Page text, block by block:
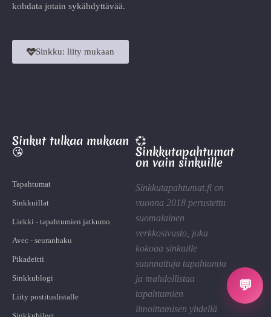
💬
kohdata jotain sykähdyttävää.
Sinkku: liity mukaan
Sinkut tulkaa mukaan
😘
Tapahtumat
Sinkkuillat
Liekki - tapahtumien jatkumo
Avec - seuranhaku
Pikadeitti
Sinkkublogi
Liity postituslistalle
💞
Sinkkutapahtumat
on vain sinkuille
Sinkkutapahtumat.fi on
vuonna 2018 perustettu
suomalainen
verkkosivusto, joka
kokoaa sinkuille
suunnattuja tapahtumia
ja mahdollistaa
tapahtumien
ilmoittamisen yhdellä